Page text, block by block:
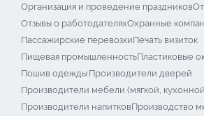
Организация и проведение праздников
Отзывы о работодателяхОхранные
Пассажирские перевозкиПечать визиток
Пищевая промышленностьПластиковые
Пошив одежды Производители дверей
Производители мебели (мягкой,
Производители напитковПроизводство